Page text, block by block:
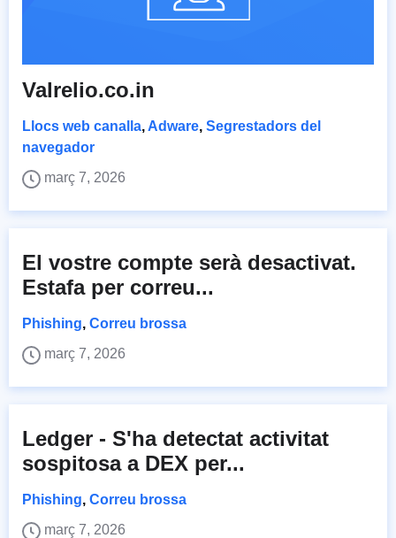
Valrelio.co.in
Llocs web canalla, Adware, Segrestadors del
navegador
març 7, 2026
El vostre compte serà desactivat.
Estafa per correu...
Phishing, Correu brossa
març 7, 2026
Ledger - S'ha detectat activitat
sospitosa a DEX per...
Phishing, Correu brossa
març 7, 2026